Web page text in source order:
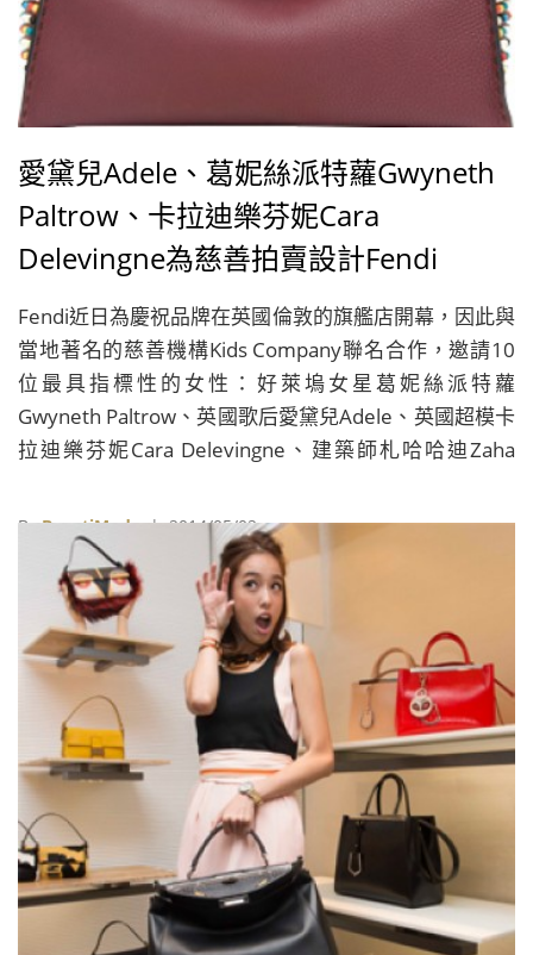
愛黛兒Adele、葛妮絲派特蘿Gwyneth
Paltrow、卡拉迪樂芬妮Cara
Delevingne為慈善拍賣設計Fendi
Peekaboo包款
Fendi近日為慶祝品牌在英國倫敦的旗艦店開幕，因此與
當地著名的慈善機構Kids Company聯名合作，邀請10
位最具指標性的女性：好萊塢女星葛妮絲派特蘿
Gwyneth Paltrow、英國歌后愛黛兒Adele、英國超模卡
拉迪樂芬妮Cara Delevingne、建築師札哈哈迪Zaha
Tracey Emin、Jerry Hall、Tanya Ling、Naomie Harris
等人，各自設計一款富含個人特色的Fendi Peekaboo包
款，透過蘇富比，從5月1日至5月31日，拍賣這10款限
定包款。拍賣包款的最低起拍價為15,000英鎊（約新台
幣76萬元），最高起價為葛妮絲派特蘿所設計的包款，
為20,000英鎊（約為新台幣100萬元），所得將會捐
出，幫助弱勢或受虐的兒童。 照片與資料來源：Fendi
ByBeautiMode| 2014/05/02